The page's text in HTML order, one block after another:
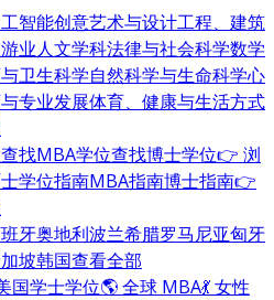
智能创意艺术与设计工程、建筑
业人文学科法律与社会科学数学
卫生科学自然科学与生命科学心
专业发展体育、健康与生活方式
查找MBA学位查找博士学位👉 浏
学位指南MBA指南博士指南👉
牙奥地利波兰希腊罗马尼亚匈牙
坡韩国查看全部
国学士学位🌎 全球 MBA💃 女性